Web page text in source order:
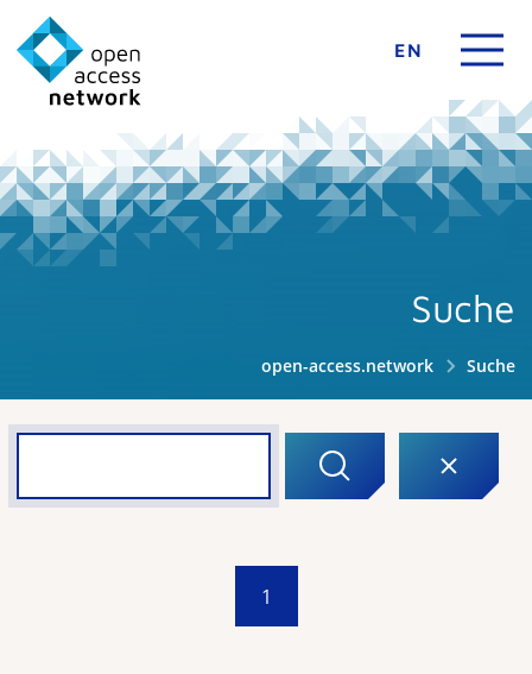
EN
Suche
open-access.network Suche
1